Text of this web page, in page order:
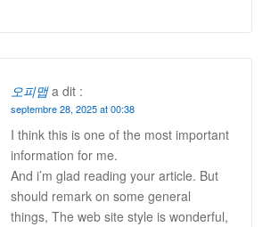
오피맵 a dit :
septembre 28, 2025 at 00:38
I think this is one of the most important
information for me.
And i’m glad reading your article. But
should remark on some general
things, The web site style is wonderful,